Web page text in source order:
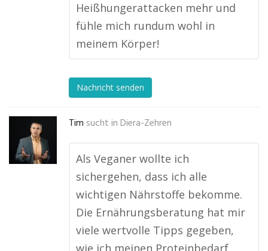
Heißhungerattacken mehr und
fühle mich rundum wohl in
meinem Körper!
Nachricht senden
Tim sucht in Diera-Zehren
Als Veganer wollte ich
sichergehen, dass ich alle
wichtigen Nährstoffe bekomme.
Die Ernährungsberatung hat mir
viele wertvolle Tipps gegeben,
wie ich meinen Proteinbedarf